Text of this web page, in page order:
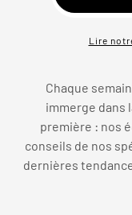
Lire
Chaque
immerge dans
première : nos
conseils de nos
dernières